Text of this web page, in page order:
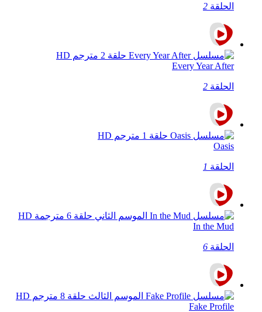
الحلقة 2
Every Year After
الحلقة 2
Oasis
الحلقة 1
In the Mud
الحلقة 6
Fake Profile